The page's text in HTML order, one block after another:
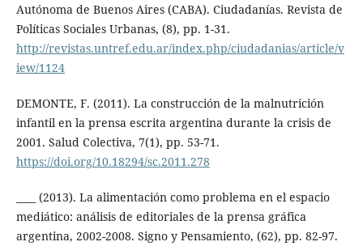
Autónoma de Buenos Aires (CABA). Ciudadanías. Revista de
Políticas Sociales Urbanas, (8), pp. 1-31.
http://revistas.untref.edu.ar/index.php/ciudadanias/article/v
iew/1124
DEMONTE, F. (2011). La construcción de la malnutrición
infantil en la prensa escrita argentina durante la crisis de
2001. Salud Colectiva, 7(1), pp. 53-71.
https://doi.org/10.18294/sc.2011.278
____ (2013). La alimentación como problema en el espacio
mediático: análisis de editoriales de la prensa gráfica
argentina, 2002-2008. Signo y Pensamiento, (62), pp. 82-97.